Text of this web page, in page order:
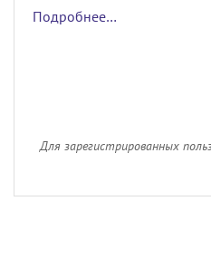
Подробнее…
Для зарегистрированных